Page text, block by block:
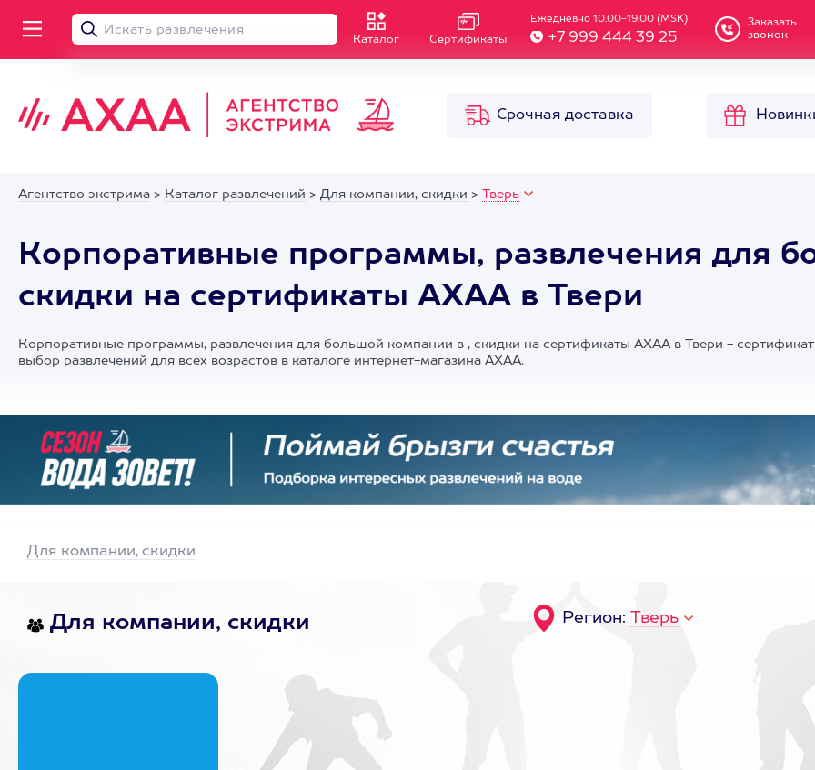
Каталог Сертификаты
Ежедневно 10.00-19.00 (MSK)
+7 999 444 39 25
Заказать
звонок
Срочная доставка
Агентство экстрима > Каталог развлечений > Для компании, скидки > Тверь
Корпоративные программы, развлечения для
скидки на сертификаты АХАА в Твери
Корпоративные программы, развлечения для большой компании в , скидки на сертификаты АХАА в Твери - сертификат
выбор развлечений для всех возрастов в каталоге интернет-магазина АХАА.
Для компании, скидки
Для компании, скидки Регион: Тверь